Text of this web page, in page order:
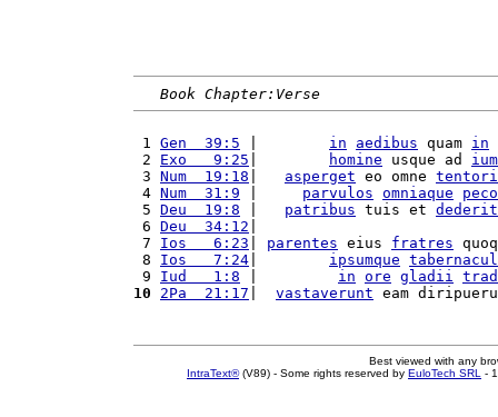
Book Chapter:Verse
1 Gen  39:5 in aedibus quam in
2 Exo   9:25 homine usque ad
3 Num  19:18 asperget eo omne
4 Num  31:9 parvulos omniaque
5 Deu  19:8 patribus tuis et dederit
6 Deu  34:12
7 Ios   6:23 parentes eius fratres
8 Ios   7:24 ipsumque
9 Iud   1:8 in ore gladii
10
2Pa  21:17 vastaverunt eam
Best viewed with any
IntraText®(V89) - Some rights reserved by EuloTech SRL -